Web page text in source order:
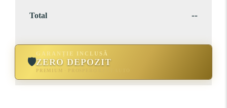
Total --
🛡
GARANȚIE INCLUSĂ
ZERO DEPOZIT
PREMIUM · PROSPERO RENT AUTO